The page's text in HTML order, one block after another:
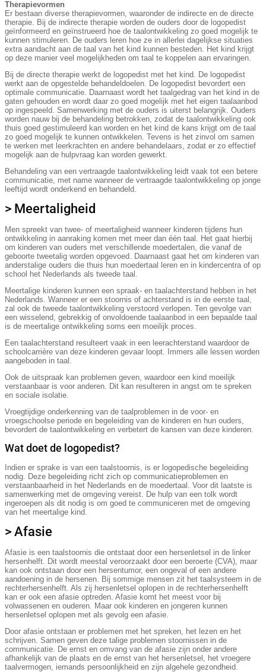
Therapievormen
Er bestaan diverse therapievormen, waaronder de indirecte en de directe
therapie. Bij de indirecte therapie worden de ouders door de logopedist
geïnformeerd en geïnstrueerd hoe de taalontwikkeling zo goed mogelijk te
kunnen stimuleren. De ouders leren hoe ze in allerlei dagelijkse situaties
extra aandacht aan de taal van het kind kunnen besteden. Het kind krijgt
op deze manier veel mogelijkheden om taal te koppelen aan ervaringen.
Bij de directe therapie werkt de logopedist met het kind. De logopedist
werkt aan de opgestelde behandeldoelen. De logopedist bevordert een
optimale communicatie. Daarnaast wordt het taalgedrag van het kind in de
gaten gehouden en wordt daar zo goed mogelijk met het eigen taalaanbod
op ingespeeld. Samenwerking met de ouders is uiterst belangrijk. Ouders
worden nauw bij de behandeling betrokken, zodat de taalontwikkeling ook
thuis goed gestimuleerd kan worden en het kind de kans krijgt om de taal
zo goed mogelijk te kunnen ontwikkelen. Tevens is het zinvol om samen
te werken met leerkrachten en andere behandelaars, zodat er zo effectief
mogelijk aan de hulpvraag kan worden gewerkt.
Behandeling van een vertraagde taalontwikkeling leidt vaak tot een betere
communicatie, met name wanneer de vertraagde taalontwikkeling op jonge
leeftijd wordt onderkend en behandeld.
> Meertaligheid
Men spreekt van twee- of meertaligheid wanneer kinderen tijdens hun
ontwikkeling in aanraking komen met meer dan één taal. Het gaat hierbij
om kinderen van ouders met verschillende moedertalen, die vanaf de
geboorte tweetalig worden opgevoed. Daarnaast gaat het om kinderen van
anderstalige ouders die thuis hun moedertaal leren en in kindercentra of op
school het Nederlands als tweede taal.
Meertalige kinderen kunnen een spraak- en taalachterstand hebben in het
Nederlands. Wanneer er een stoornis of achterstand is in de eerste taal,
zal ook de tweede taalontwikkeling verstoord verlopen. Ten gevolge van
een wisselend, gebrekkig of onvoldoende taalaanbod in een bepaalde taal
is de meertalige ontwikkeling soms een moeilijk proces.
Een taalachterstand resulteert vaak in een leerachterstand waardoor de
schoolcarrière van deze kinderen gevaar loopt. Immers alle lessen worden
aangeboden in taal.
Ook de uitspraak kan problemen geven, waardoor een kind moeilijk
verstaanbaar is voor anderen. Dit kan resulteren in angst om te spreken
en sociale isolatie.
Vroegtijdige onderkenning van de taalproblemen in de voor- en
vroegschoolse periode en begeleiding van de kinderen en hun ouders,
bevordert de taalontwikkeling en verbetert de kansen van deze kinderen.
Wat doet de logopedist?
Indien er sprake is van een taalstoornis, is er logopedische begeleiding
nodig. Deze begeleiding richt zich op communicatieproblemen en
verstaanbaarheid in het Nederlands en de moedertaal. Voor dit laatste is
samenwerking met de omgeving vereist. De hulp van een tolk wordt
ingeroepen als dit nodig is om goed te communiceren met de omgeving
van het meertalige kind.
> Afasie
Afasie is een taalstoornis die ontstaat door een hersenletsel in de linker
hersenhelft. Dit wordt meestal veroorzaakt door een beroerte (CVA), maar
kan ook ontstaan door een hersentumor, een ongeval of een andere
aandoening in de hersenen. Bij sommige mensen zit het taalsysteem in de
rechterhersenhelft. Als zij hersenletsel oplopen in de rechterhersenhelft
kan er ook een afasie optreden. Afasie komt het meest voor bij
volwassenen en ouderen. Maar ook kinderen en jongeren kunnen
hersenletsel oplopen met als gevolg een afasie.
Door afasie ontstaan er problemen met het spreken, het lezen en het
schrijven. Samen geven deze talige problemen stoornissen in de
communicatie. De ernst en omvang van de afasie zijn onder andere
afhankelijk van de plaats en de ernst van het hersenletsel, het vroegere
taalvermogen, iemands persoonlijkheid en zijn algehele gezondheid.